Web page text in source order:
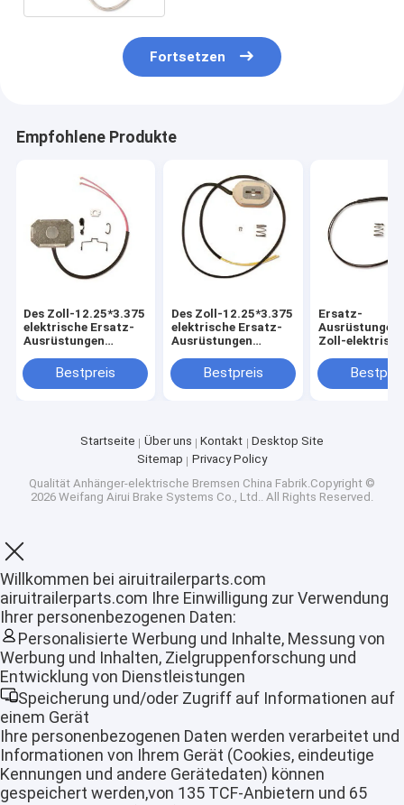
Startseite
Produkte
VR Show
Fortsetzen
Empfohlene Produkte
Des Zoll-12.25*3.375
elektrische Ersatz-
Ausrüstungen
magnet-12 V
Bestpreis
Des Zoll-12.25*3.375
elektrische Ersatz-
Ausrüstungen
magnet-12 V
Bestpreis
Ersatz-
Ausrüstungen
Zoll-
für Anhänger-
Startseite Über uns Kontakt
Desktop Site
Sitemap
Privacy Policy
Qualität Anhänger-elektrische Bremsen China Fabrik.Copyright ©
2026 Weifang Airui Brake Systems Co., Ltd.. All Rights Reserved.
Willkommen bei airuitrailerparts.com
airuitrailerparts.com Ihre Einwilligung zur Verwendung
Ihrer personenbezogenen Daten:
Personalisierte Werbung und Inhalte, Messung von
Werbung und Inhalten, Zielgruppenforschung und
Entwicklung von Dienstleistungen
Speicherung und/oder Zugriff auf Informationen auf
einem Gerät
Ihre personenbezogenen Daten werden verarbeitet und
Informationen von Ihrem Gerät (Cookies, eindeutige
Kennungen und andere Gerätedaten) können
gespeichert werden,von 135 TCF-Anbietern und 65